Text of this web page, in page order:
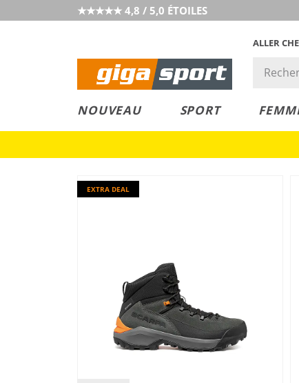
★★★★★ 4,8 / 5,0 ÉTOILES
ALLER
NOUVEAU SPORT
EXTRA DEAL